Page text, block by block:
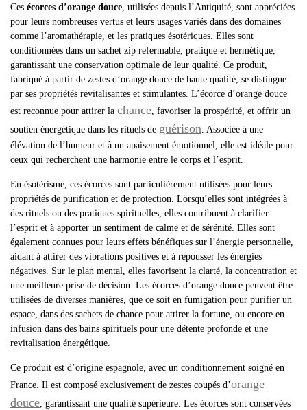
Ces écorces d’orange douce , utilisées depuis l’Antiquité, sont appréciées
pour leurs nombreuses vertus et leurs usages variés dans des domaines
comme l’aromathérapie, et les pratiques ésotériques. Elles sont
conditionnées dans un sachet zip refermable, pratique et hermétique,
garantissant une conservation optimale de leur qualité. Ce produit,
fabriqué à partir de zestes d’orange douce de haute qualité, se distingue
par ses propriétés revitalisantes et stimulantes. L’écorce d’orange douce
est reconnue pour attirer la chance , favoriser la prospérité, et offrir un
soutien énergétique dans les rituels de guérison . Associée à une
élévation de l’humeur et à un apaisement émotionnel, elle est idéale pour
ceux qui recherchent une harmonie entre le corps et l’esprit.
En ésotérisme, ces écorces sont particulièrement utilisées pour leurs
propriétés de purification et de protection. Lorsqu’elles sont intégrées à
des rituels ou des pratiques spirituelles, elles contribuent à clarifier
l’esprit et à apporter un sentiment de calme et de sérénité. Elles sont
également connues pour leurs effets bénéfiques sur l’énergie personnelle,
aidant à attirer des vibrations positives et à repousser les énergies
négatives. Sur le plan mental, elles favorisent la clarté, la concentration et
une meilleure prise de décision. Les écorces d’orange douce peuvent être
utilisées de diverses manières, que ce soit en fumigation pour purifier un
espace, dans des sachets de chance pour attirer la fortune, ou encore en
infusion dans des bains spirituels pour une détente profonde et une
revitalisation énergétique.
Ce produit est d’origine espagnole, avec un conditionnement soigné en
France. Il est composé exclusivement de zestes coupés d’orange
douce , garantissant une qualité supérieure. Les écorces sont conservées